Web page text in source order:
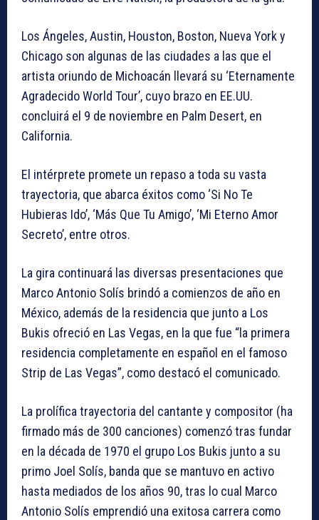
Los Ángeles, Austin, Houston, Boston, Nueva York y
Chicago son algunas de las ciudades a las que el
artista oriundo de Michoacán llevará su ‘Eternamente
Agradecido World Tour’, cuyo brazo en EE.UU.
concluirá el 9 de noviembre en Palm Desert, en
California.
El intérprete promete un repaso a toda su vasta
trayectoria, que abarca éxitos como ‘Si No Te
Hubieras Ido’, ‘Más Que Tu Amigo’, ‘Mi Eterno Amor
Secreto’, entre otros.
La gira continuará las diversas presentaciones que
Marco Antonio Solís brindó a comienzos de año en
México, además de la residencia que junto a Los
Bukis ofreció en Las Vegas, en la que fue “la primera
residencia completamente en español en el famoso
Strip de Las Vegas”, como destacó el comunicado.
La prolífica trayectoria del cantante y compositor (ha
firmado más de 300 canciones) comenzó tras fundar
en la década de 1970 el grupo Los Bukis junto a su
primo Joel Solís, banda que se mantuvo en activo
hasta mediados de los años 90, tras lo cual Marco
Antonio Solís emprendió una exitosa carrera como